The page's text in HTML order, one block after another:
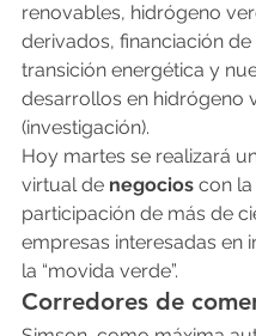
renovables, hidrógeno
derivados, financiación de
transición energética y
desarrollos en hidrógeno
(investigación).
Hoy martes se realizará
virtual de negocios con la
participación de más de
empresas interesadas en
la “movida verde”.
Corredores de